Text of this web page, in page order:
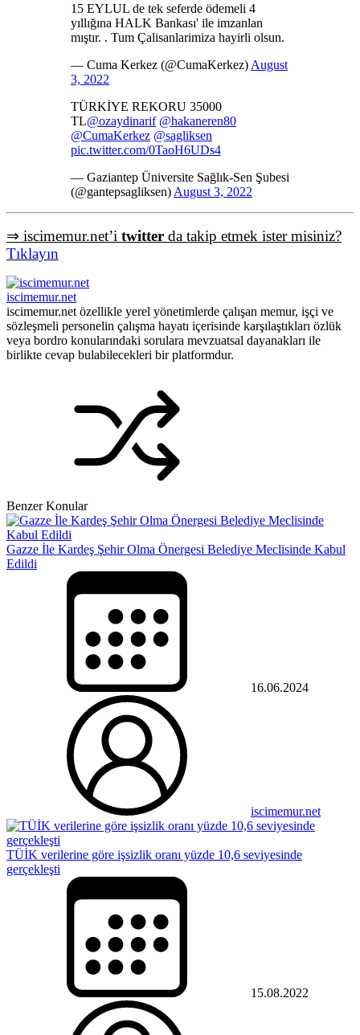
15 EYLUL de tek seferde ödemeli 4
yıllığına HALK Bankası' ile imzanlan
mıştır. . Tum Çalisanlarimiza hayirli olsun.
— Cuma Kerkez (@CumaKerkez)August
3, 2022
TÜRKİYE REKORU 35000
TL@ozaydinarif @hakaneren80
@CumaKerkez @sagliksen
pic.twitter.com/0TaoH6UDs4
— Gaziantep Üniversite Sağlık-Sen Şubesi
(@gantepsagliksen)August 3, 2022
⇒ iscimemur.net’i twitter da takip etmek ister misiniz?
Tıklayın
iscimemur.net
iscimemur.net özellikle yerel yönetimlerde çalışan memur, işçi ve
sözleşmeli personelin çalışma hayatı içerisinde karşılaştıkları özlük
veya bordro konularındaki sorulara mevzuatsal dayanakları ile
birlikte cevap bulabilecekleri bir platformdur.
Benzer Konular
Gazze İle Kardeş Şehir Olma Önergesi Belediye Meclisinde Kabul
Edildi
16.06.2024
iscimemur.net
TÜİK verilerine göre işsizlik oranı yüzde 10,6 seviyesinde
gerçekleşti
15.08.2022